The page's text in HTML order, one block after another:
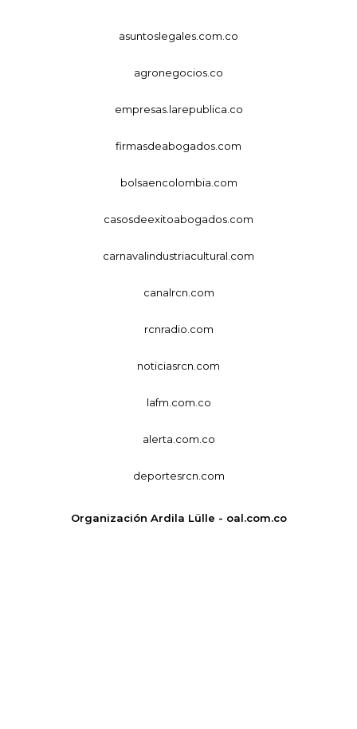
asuntoslegales.com.co
agronegocios.co
empresas.larepublica.co
firmasdeabogados.com
bolsaencolombia.com
casosdeexitoabogados.com
carnavalindustriacultural.com
canalrcn.com
rcnradio.com
noticiasrcn.com
lafm.com.co
alerta.com.co
deportesrcn.com
Organización Ardila Lülle - oal.com.co